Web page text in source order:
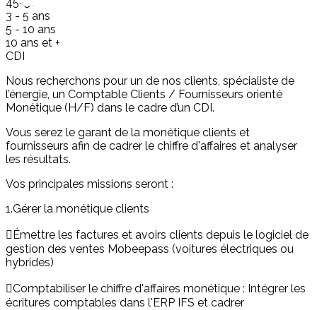
3 - 5 ans
5 - 10 ans
10 ans et +
CDI
Nous recherchons pour un de nos clients, spécialiste de
l’énergie, un Comptable Clients / Fournisseurs orienté
Monétique (H/F) dans le cadre d’un CDI.
Vous serez le garant de la monétique clients et
fournisseurs afin de cadrer le chiffre d'affaires et analyser
les résultats.
Vos principales missions seront :
1.Gérer la monétique clients
Émettre les factures et avoirs clients depuis le logiciel de
gestion des ventes Mobeepass (voitures électriques ou
hybrides)
Comptabiliser le chiffre d'affaires monétique : Intégrer les
écritures comptables dans l'ERP IFS et cadrer